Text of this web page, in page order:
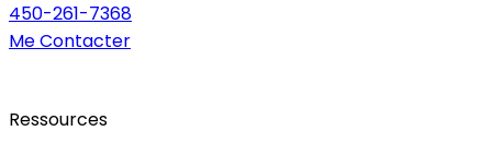
450-261-7368
Me Contacter
Ressources